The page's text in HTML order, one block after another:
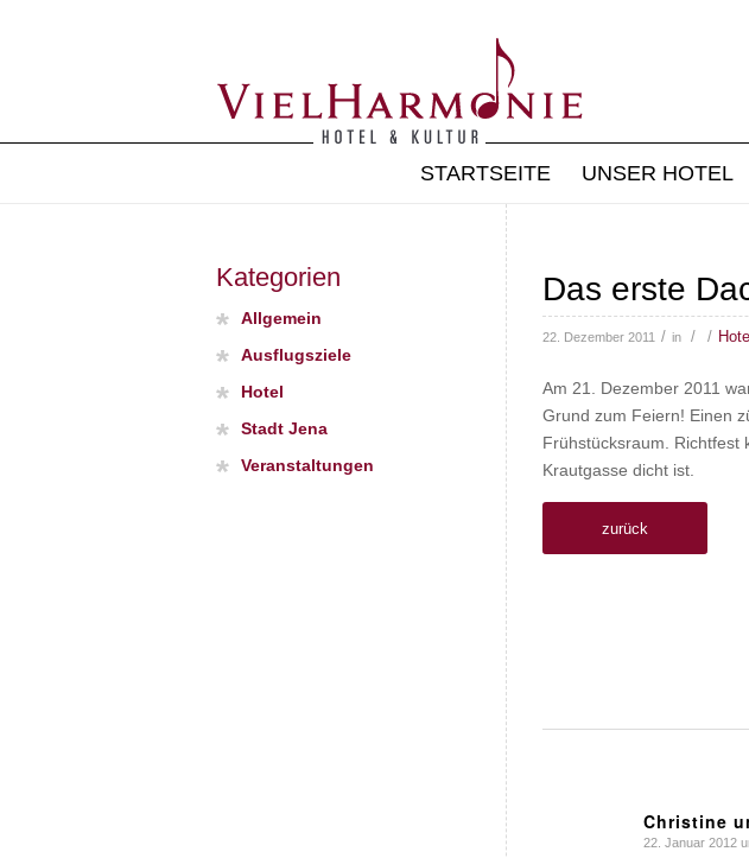
STARTSEITE UNSER HOTEL
Das erste
22. Dezember 2011 / in / / Hotel
Am 21. Dezember 2011
Grund zum Feiern! Einen
Frühstücksraum. Richtfest
Krautgasse dicht ist.
zurück
Christine
sagte:
22. Januar 2012
Kategorien
Allgemein
Ausflugsziele
Hotel
Stadt Jena
Veranstaltungen